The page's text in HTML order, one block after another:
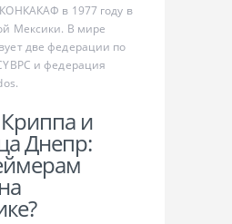
в 1977 году в
Мексики. В мире
две федерации по
и федерация
и
Днепр: